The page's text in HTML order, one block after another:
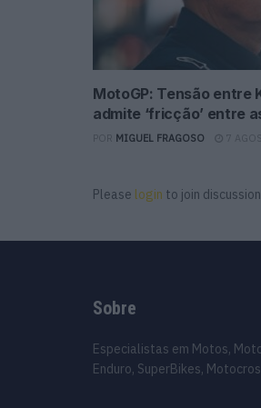
MotoGP: Tensão entre
admite ‘fricção’ entre
MIGUEL FRAGOSO 7
Please login to join discussion
Sobre
Especialistas em Motos,
Enduro, SuperBikes,